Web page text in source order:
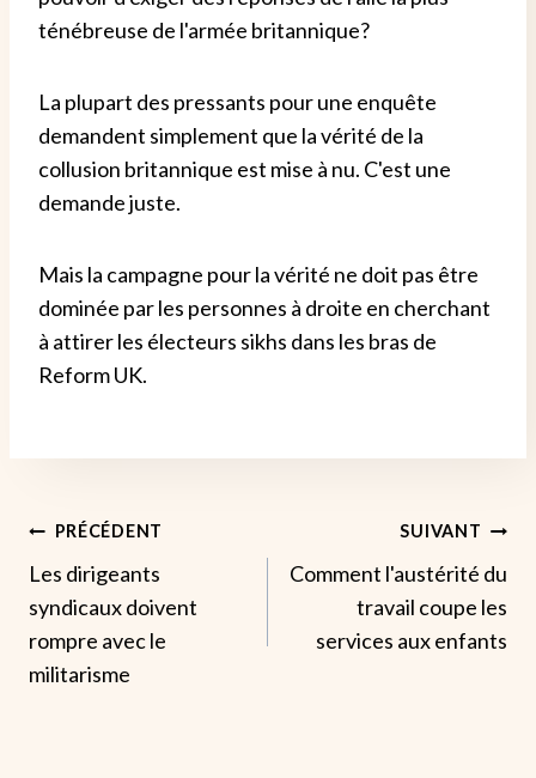
ténébreuse de l'armée britannique?
La plupart des pressants pour une enquête
demandent simplement que la vérité de la
collusion britannique est mise à nu. C'est une
demande juste.
Mais la campagne pour la vérité ne doit pas être
dominée par les personnes à droite en cherchant
à attirer les électeurs sikhs dans les bras de
Reform UK.
Navigation
De
L’article
PRÉCÉDENT
Les dirigeants
syndicaux doivent
rompre avec le
militarisme
SUIVANT
Comment l'austérité du
travail coupe les
services aux enfants